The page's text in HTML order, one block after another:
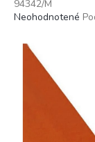
94342/M
Priemerné
produktu
Neohodnotené